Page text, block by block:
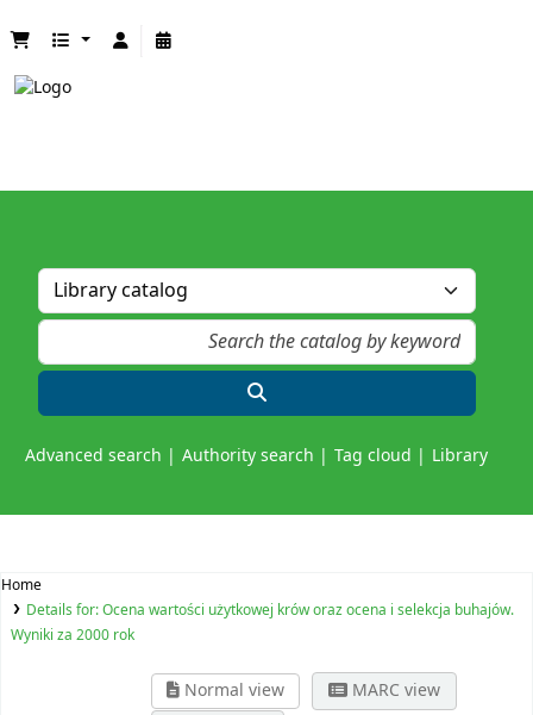
Advanced search Authority search Tag cloud Library
Home
Details for:Ocena wartości użytkowej krów oraz ocena i selekcja buhajów.
Wyniki za 2000 rok
Normal view
MARC view